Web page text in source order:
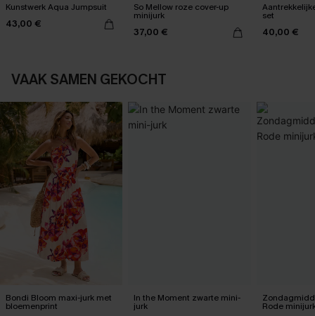
Kunstwerk Aqua Jumpsuit
43,00 €
So Mellow roze cover-up
minijurk
37,00 €
set
40,00 €
VAAK SAMEN GEKOCHT
Bondi Bloom maxi-jurk met
bloemenprint
In the Moment zwarte mini-
jurk Rode